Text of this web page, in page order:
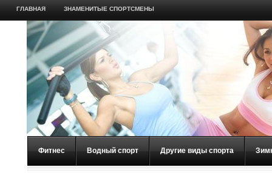
ГЛАВНАЯ ЗНАМЕНИТЫЕ СПОРТСМЕНЫ
Фитнес Водный спорт Другие виды спорта